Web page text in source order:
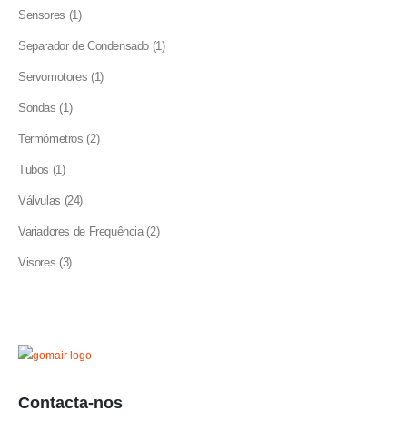
Sensores 11
Separador de Condensado 11
Servomotores 11
Sondas 11
Termómetros 22
Tubos 11
Válvulas 2424
Variadores de Frequência 22
Visores 33
Contacta-nos